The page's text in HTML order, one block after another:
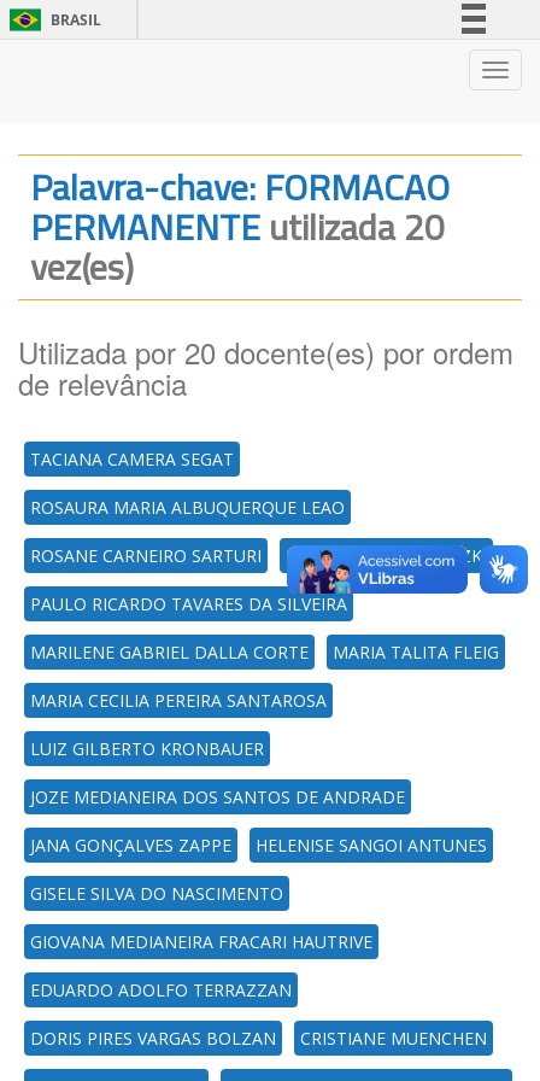
BRASIL
Legislação
Canais
Palavra-chave: FORMACAO
PERMANENTEutilizada 20
vez(es)
Utilizada por 20 docente(es) por ordem
de relevância
TACIANA CAMERA SEGAT
ROSAURA MARIA ALBUQUERQUE LEAO
ROSANE CARNEIRO SARTURI ROSALVO LUIS SAWITZKI
PAULO RICARDO TAVARES DA SILVEIRA
MARILENE GABRIEL DALLA CORTE MARIA TALITA FLEIG
MARIA CECILIA PEREIRA SANTAROSA
LUIZ GILBERTO KRONBAUER
JOZE MEDIANEIRA DOS SANTOS DE ANDRADE
JANA GONÇALVES ZAPPE HELENISE SANGOI ANTUNES
GISELE SILVA DO NASCIMENTO
GIOVANA MEDIANEIRA FRACARI HAUTRIVE
EDUARDO ADOLFO TERRAZZAN
DORIS PIRES VARGAS BOLZAN CRISTIANE MUENCHEN